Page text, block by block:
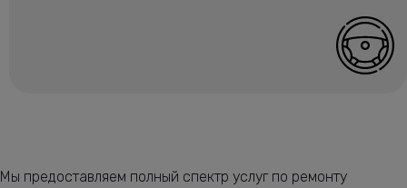
Мы предоставляем полный спектр услуг по ремонту